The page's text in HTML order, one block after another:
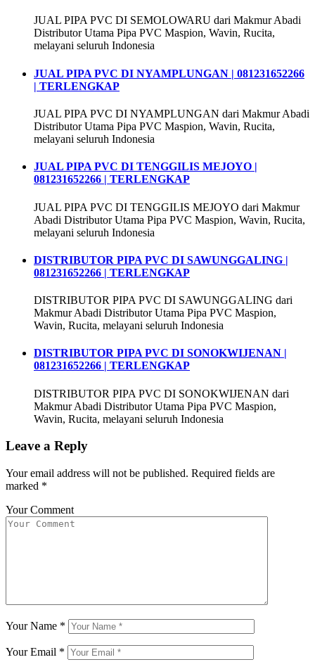
JUAL PIPA PVC DI SEMOLOWARU dari Makmur Abadi
Distributor Utama Pipa PVC Maspion, Wavin, Rucita,
melayani seluruh Indonesia
JUAL PIPA PVC DI NYAMPLUNGAN | 081231652266
| TERLENGKAP
JUAL PIPA PVC DI NYAMPLUNGAN dari Makmur Abadi
Distributor Utama Pipa PVC Maspion, Wavin, Rucita,
melayani seluruh Indonesia
JUAL PIPA PVC DI TENGGILIS MEJOYO |
081231652266 | TERLENGKAP
JUAL PIPA PVC DI TENGGILIS MEJOYO dari Makmur
Abadi Distributor Utama Pipa PVC Maspion, Wavin, Rucita,
melayani seluruh Indonesia
DISTRIBUTOR PIPA PVC DI SAWUNGGALING |
081231652266 | TERLENGKAP
DISTRIBUTOR PIPA PVC DI SAWUNGGALING dari
Makmur Abadi Distributor Utama Pipa PVC Maspion,
Wavin, Rucita, melayani seluruh Indonesia
DISTRIBUTOR PIPA PVC DI SONOKWIJENAN |
081231652266 | TERLENGKAP
DISTRIBUTOR PIPA PVC DI SONOKWIJENAN dari
Makmur Abadi Distributor Utama Pipa PVC Maspion,
Wavin, Rucita, melayani seluruh Indonesia
Leave a Reply
Your email address will not be published. Required fields are
marked *
Your Comment
Your Name *
Your Email *